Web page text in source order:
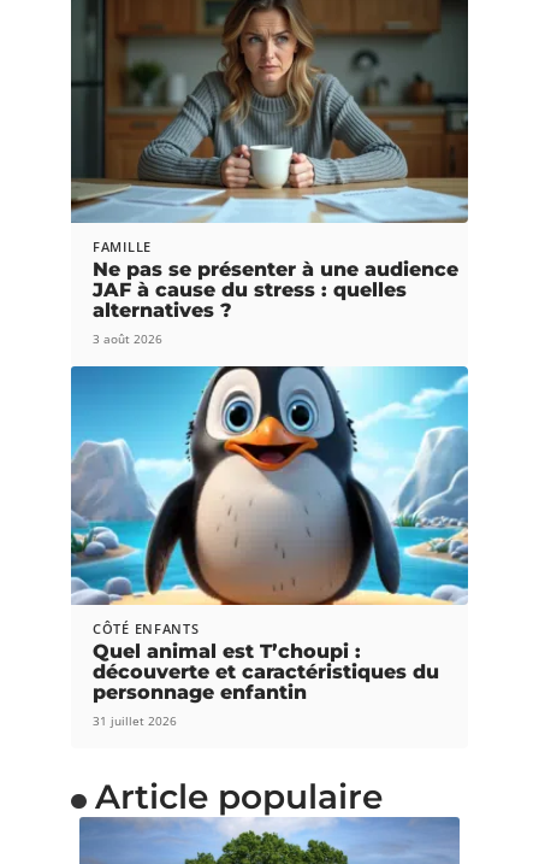
FAMILLE
Ne pas se présenter à une audience
JAF à cause du stress : quelles
alternatives ?
3 août 2026
CÔTÉ ENFANTS
Quel animal est T’choupi :
découverte et caractéristiques du
personnage enfantin
31 juillet 2026
Article populaire